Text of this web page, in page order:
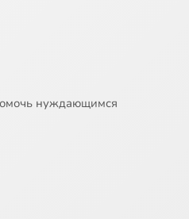
нуждающимся